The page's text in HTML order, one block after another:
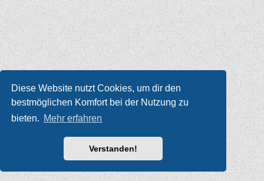
Diese Website nutzt Cookies, um dir den
bestmöglichen Komfort bei der Nutzung zu
bieten. Mehr erfahren
Verstanden!